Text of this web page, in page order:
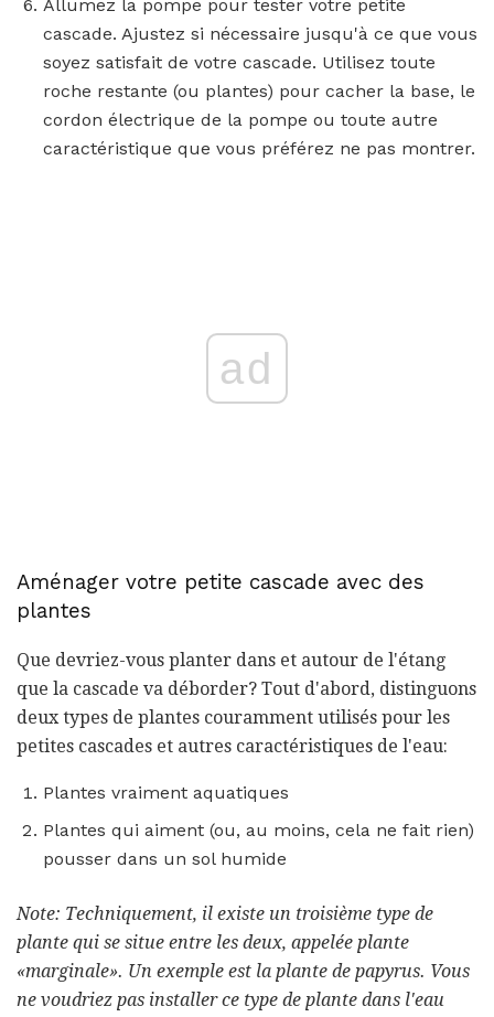
Allumez la pompe pour tester votre petite
cascade. Ajustez si nécessaire jusqu'à ce que vous
soyez satisfait de votre cascade. Utilisez toute
roche restante (ou plantes) pour cacher la base, le
cordon électrique de la pompe ou toute autre
caractéristique que vous préférez ne pas montrer.
ad
Aménager votre petite cascade avec des
plantes
Que devriez-vous planter dans et autour de l'étang
que la cascade va déborder? Tout d'abord, distinguons
deux types de plantes couramment utilisés pour les
petites cascades et autres caractéristiques de l'eau:
Plantes vraiment aquatiques
Plantes qui aiment (ou, au moins, cela ne fait rien)
pousser dans un sol humide
Note: Techniquement, il existe un troisième type de
plante qui se situe entre les deux, appelée plante
«marginale». Un exemple est la plante de papyrus. Vous
ne voudriez pas installer ce type de plante dans l'eau